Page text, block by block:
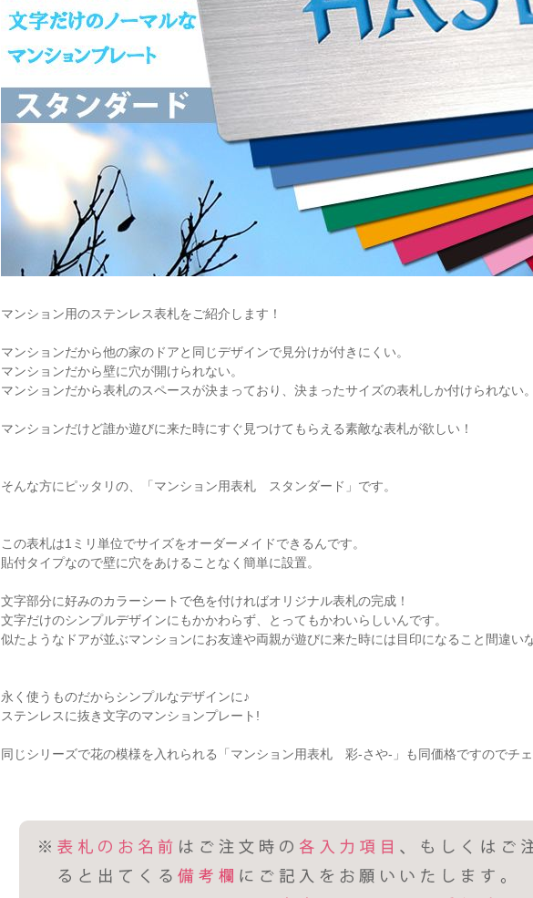
マンション用のステンレス表札をご紹介します！
マンションだから他の家のドアと同じデザインで見分けが付きにくい。
マンションだから壁に穴が開けられない。
マンションだから表札のスペースが決まっており、決まったサイズの表札しか付けられない。
マンションだけど誰か遊びに来た時にすぐ見つけてもらえる素敵な表札が欲しい！
そんな方にピッタリの、「マンション用表札 スタンダード」です。
この表札は1ミリ単位でサイズをオーダーメイドできるんです。
貼付タイプなので壁に穴をあけることなく簡単に設置。
文字部分に好みのカラーシートで色を付ければオリジナル表札の完成！
文字だけのシンプルデザインにもかかわらず、とってもかわいらしいんです。
似たようなドアが並ぶマンションにお友達や両親が遊びに来た時には目印になること間違い
永く使うものだからシンプルなデザインに♪
ステンレスに抜き文字のマンションプレート!
同じシリーズで花の模様を入れられる「マンション用表札 彩-さや-」も同価格ですのでチェ